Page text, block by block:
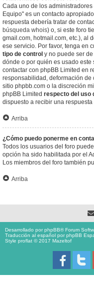
Cada uno de los
Equipo" es un contacto
respuesta debería tratar de
búsqueda whois) o, si este foro
gmail.com, hotmail.com, etc.), al
ese servicio. Por favor, tenga en
tipo de control y no puede ser
dónde o por quién es usado
contactar con phpBB Limited en
responsabilidad, deformación de
sitio phpbb.com o la discreción
phpBB Limited respecto del uso
dispuesto a recibir una
Arriba
¿Cómo puedo ponerme en
Todos los usuarios del foro
opción ha sido habilitada por el
Los miembros del foro también
Arriba
Desarrollado porphpBB® Forum
Traducción al español porphpBB
Style proflat © 2017 Mazeltof